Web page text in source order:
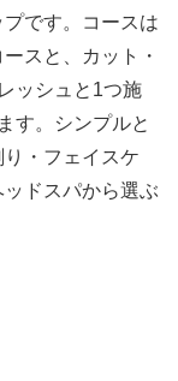
です。コースは
スと、カット・
ッシュと1つ施
す。シンプルと
・フェイスケ
ドスパから選ぶ